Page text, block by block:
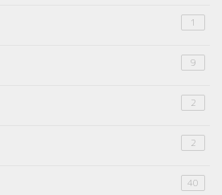
1
9
2
2
40